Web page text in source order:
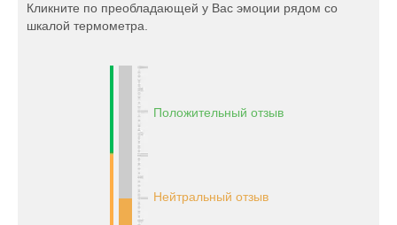
Кликните по преобладающей у Вас эмоции рядом со
шкалой термометра.
Положительный отзыв
Нейтральный отзыв